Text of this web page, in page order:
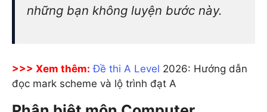
những bạn không luyện bước này.
>>> Xem thêm: Đề thi A Level 2026: Hướng dẫn
đọc mark scheme và lộ trình đạt A